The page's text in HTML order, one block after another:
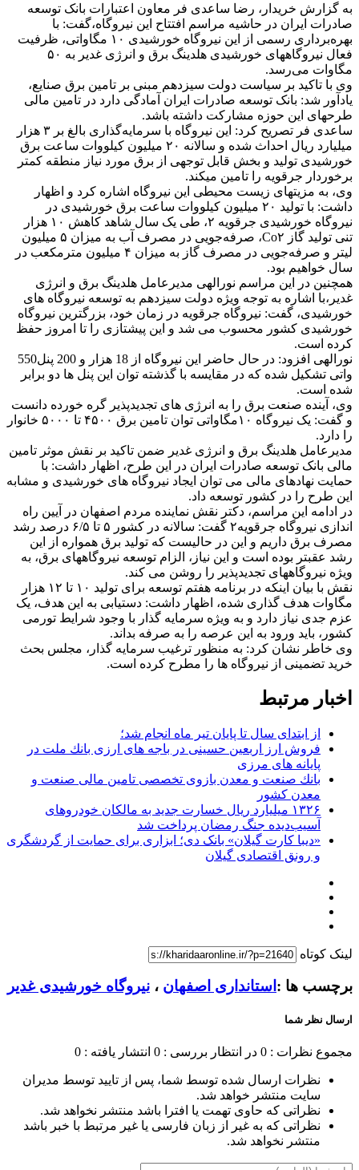
به گزارش خریدار، رضا ساعدی­ فر معاون اعتبارات بانک توسعه
صادرات ایران در حاشیه مراسم افتتاح این نیروگاه،گفت: با
بهره‌برداری رسمی از این نیروگاه خورشیدی ۱۰ مگاواتی، ظرفیت
فعال نیروگاه­های خورشیدی هلدینگ برق و انرژی غدیر به ۵۰
مگاوات می‌رسد.
وی با تاکید بر سیاست دولت سیزدهم مبنی بر تامین برق صنایع،
یادآور شد: بانک توسعه صادرات ایران آمادگی دارد در تامین مالی
طرح­های این حوزه مشارکت داشته باشد.
ساعدی­ فر تصریح کرد: این نیروگاه با سرمایه‌گذاری بالغ بر ۳ هزار
میلیارد ریال احداث شده و سالانه ۲۰ میلیون کیلووات ساعت برق
خورشیدی تولید و بخش قابل توجهی از برق مورد نیاز منطقه کمتر
برخوردار جرقویه را تامین می­کند.
وی، به مزیت­های زیست محیطی این نیروگاه اشاره کرد و اظهار
داشت: با تولید ۲۰ میلیون کیلووات ساعت برق خورشیدی در
نیروگاه خورشیدی جرقویه ۲، طی یک سال شاهد کاهش ۱۰ هزار
تنی تولید گاز Co۲، صرفه‌جویی در مصرف آب به میزان ۵ میلیون
لیتر و صرفه‌جویی در مصرف گاز به میزان ۴ میلیون مترمکعب در
سال خواهیم بود.
همچنین در این مراسم نورالهی مدیرعامل هلدینگ برق و انرژی
غدیر،با اشاره به توجه ویژه دولت سیزدهم به توسعه نیروگاه­ های
خورشیدی، گفت: نیروگاه جرقویه در زمان خود، بزرگترین نیروگاه
خورشیدی کشور محسوب می­ شد و این پیشتازی را تا امروز حفظ
کرده است.
نورالهی افزود: در حال حاضر این نیروگاه از 18 هزار و 200 پنل550
واتی تشکیل شده که در مقایسه با گذشته توان این پنل ها دو برابر
شده است.
وی، آینده صنعت برق را به انرژی­ های تجدیدپذیر گره خورده دانست
و گفت: یک نیروگاه ۱۰مگاواتی توان تامین برق ۴۵۰۰ تا ۵۰۰۰ خانوار
را دارد.
مدیرعامل هلدینگ برق و انرژی غدیر ضمن تاکید بر نقش موثر تامین
مالی بانک توسعه صادرات ایران در این طرح، اظهار داشت: با
حمایت نهادهای مالی می­ توان ایجاد نیروگاه ­های خورشیدی و مشابه
این طرح را در کشور توسعه داد.
در ادامه این مراسم، دکتر نقش نماینده مردم اصفهان در آیین راه
اندازی نیروگاه جرقویه۲ گفت: سالانه در کشور ۵ تا ۶/۵ درصد رشد
مصرف برق داریم و این در حالیست که تولید برق همواره از این
رشد عقب­تر بوده است و این نیاز، الزام توسعه نیروگاه­های برق، به
ویژه نیروگاه­های تجدیدپذیر را روشن می کند.
نقش با بیان اینکه در برنامه هفتم توسعه برای تولید ۱۰ تا ۱۲ هزار
مگاوات هدف گذاری شده، اظهار داشت: دستیابی به این هدف، یک
عزم جدی نیاز دارد و به ویژه سرمایه ­گذار با وجود شرایط تورمی
کشور، باید ورود به این عرصه را به صرفه بداند.
وی خاطر نشان کرد: به منظور ترغیب سرمایه گذار، مجلس بحث
خرید تضمینی از نیروگاه­ ها را مطرح کرده است.
اخبار مرتبط
از ابتدای سال تا پایان تیر ماه انجام شد؛
فروش ارز اربعین حسینی در باجه های ارزی بانك ملت در
پایانه های مرزی
بانك صنعت و معدن بازوی تخصصی تامین مالی صنعت و
معدن كشور
۱۳۲۶ میلیارد ریال خسارت جدید به مالكان خودروهای
آسیب‌دیده جنگ رمضان پرداخت شد
«دیبا کارت گیلان» بانک دی؛ ابزاری برای حمایت از گردشگری
و رونق اقتصادی گیلان
لینک کوتاه
برچسب ها : استانداری اصفهان ، نیروگاه خورشیدی غدیر
ارسال نظر شما
مجموع نظرات : 0 در انتظار بررسی : 0 انتشار یافته : 0
نظرات ارسال شده توسط شما، پس از تایید توسط مدیران
سایت منتشر خواهد شد.
نظراتی که حاوی تهمت یا افترا باشد منتشر نخواهد شد.
نظراتی که به غیر از زبان فارسی یا غیر مرتبط با خبر باشد
منتشر نخواهد شد.